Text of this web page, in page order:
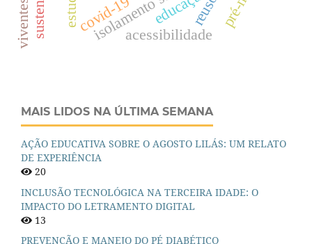
covid-19 reuso
acessibilidade
MAIS LIDOS NA ÚLTIMA SEMANA
AÇÃO EDUCATIVA SOBRE O AGOSTO LILÁS: UM RELATO
DE EXPERIÊNCIA
20
INCLUSÃO TECNOLÓGICA NA TERCEIRA IDADE: O
IMPACTO DO LETRAMENTO DIGITAL
13
PREVENÇÃO E MANEJO DO PÉ DIABÉTICO